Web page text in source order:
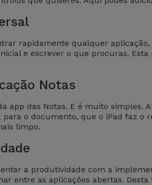
rapidamente qualquer
e escrever o que procuras.
Notas
app das Notas. E é muito
o documento, que o iPad faz o
limpo.
a produtividade com a
entre as aplicações abertas.